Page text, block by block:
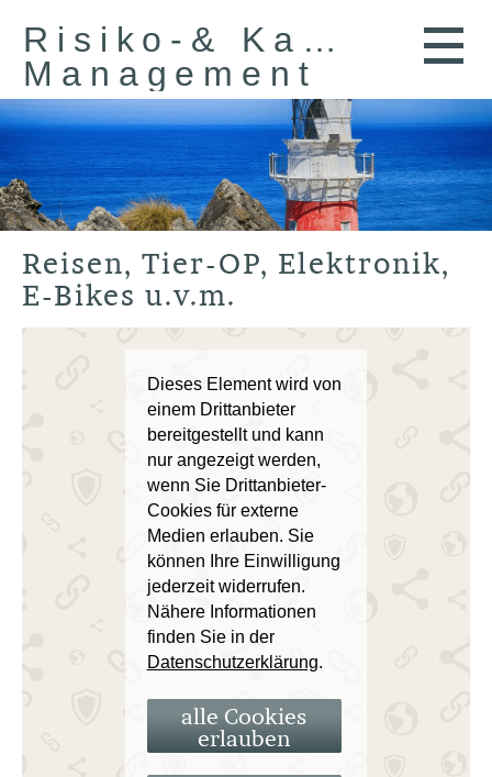
Risiko-& Kapital-
Management
Reisen, Tier-OP, Elektronik,
E-Bikes u.v.m.
Dieses Element wird von
einem Drittanbieter
bereitgestellt und kann
nur angezeigt werden,
wenn Sie Drittanbieter-
Cookies für externe
Medien erlauben. Sie
können Ihre Einwilligung
jederzeit widerrufen.
Nähere Informationen
finden Sie in der
Datenschutzerklärung.
alle Cookies
erlauben